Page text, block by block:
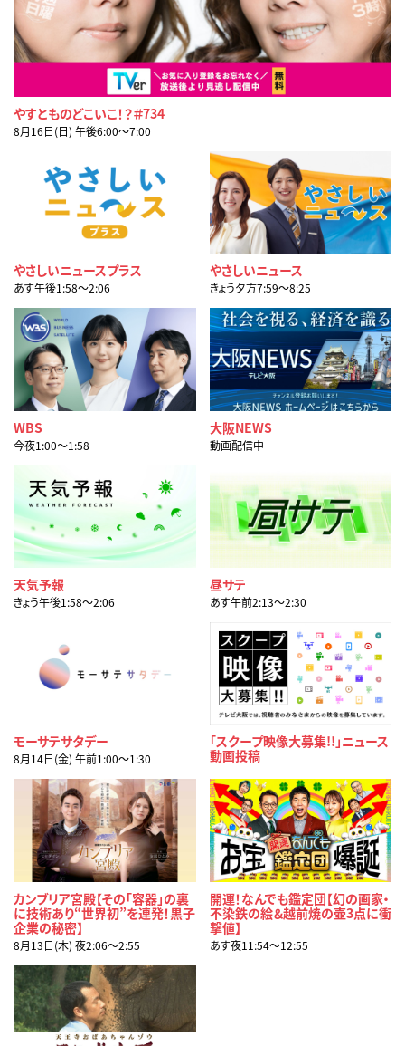
やすとものどこいこ！？＃734
8月16日(日) 午後6:00〜7:00
やさしいニュースプラス
あす午後1:58〜2:06
やさしいニュース
きょう夕方7:59〜8:25
WBS
今夜1:00〜1:58
大阪NEWS
動画配信中
天気予報
きょう午後1:58〜2:06
昼サテ
あす午前2:13〜2:30
モーサテサタデー
8月14日(金) 午前1:00〜1:30
「スクープ映像大募集!!」ニュース
動画投稿
カンブリア宮殿【その「容器」の裏
に技術あり“世界初”を連発！黒子
企業の秘密】
8月13日(木) 夜2:06〜2:55
開運！なんでも鑑定団【幻の画家・
不染鉄の絵＆越前焼の壺3点に衝
撃値】
あす夜11:54〜12:55